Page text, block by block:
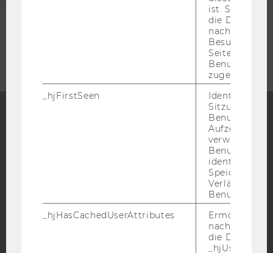
Blog
Bluesky
ist. Stellt
die Daten von
Besuchen
Seite
Benutzer-ID
zugeordnet
_hjFirstSeen
Identifiziert
Sitzung eines
Benutzers.
verwendet,
identifizieren.
Verlängert
_hjHasCachedUserAttributes
Ermöglicht
die Daten in